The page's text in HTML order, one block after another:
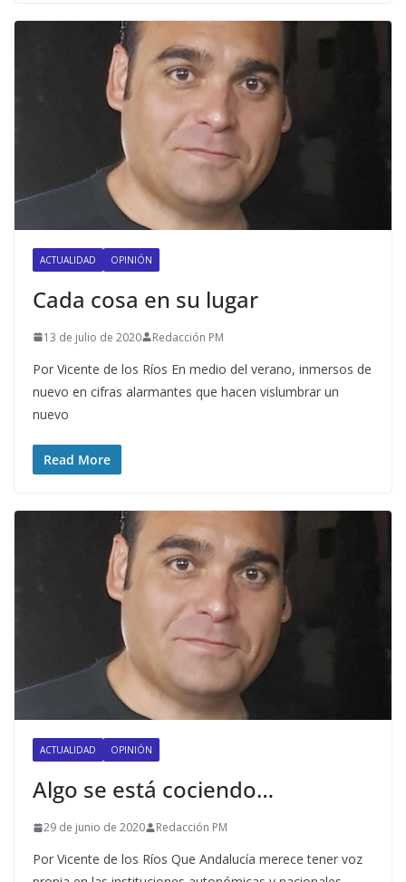
ACTUALIDAD OPINIÓN
Cada cosa en su lugar
13 de julio de 2020 Redacción PM
Por Vicente de los Ríos En medio del verano, inmersos de
nuevo en cifras alarmantes que hacen vislumbrar un
nuevo
Read More
ACTUALIDAD OPINIÓN
Algo se está cociendo…
29 de junio de 2020 Redacción PM
Por Vicente de los Ríos Que Andalucía merece tener voz